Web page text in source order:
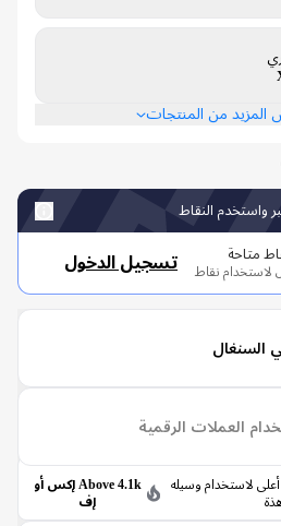
من المنتجات
النقاط
نقاط تسجيل الدخول
الرقمية
وسيله
Above 4.1k إكس أو